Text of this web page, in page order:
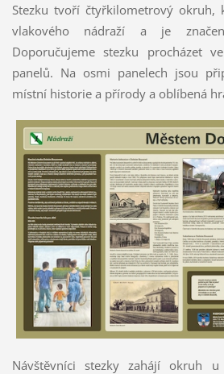
Stezku tvoří čtyřkilometrový okruh,
vlakového nádraží a je
Doporučujeme stezku procházet
panelů. Na osmi panelech jsou
místní historie a přírody a oblíbená
Návštěvníci stezky zahájí okruh